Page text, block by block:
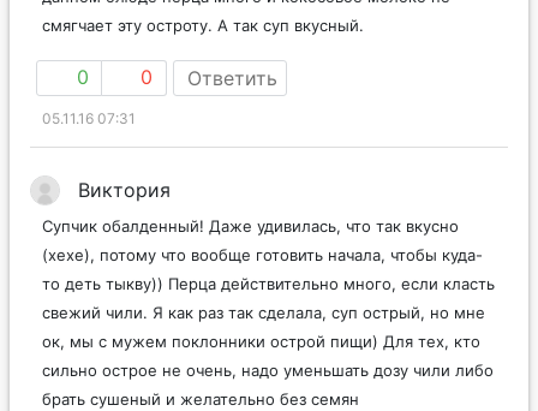
смягчает эту остроту. А так суп вкусный.
0 0 Ответить
05.11.16 07:31
Виктория
Супчик обалденный! Даже удивилась, что так вкусно
(хехе), потому что вообще готовить начала, чтобы куда-
то деть тыкву)) Перца действительно много, если класть
свежий чили. Я как раз так сделала, суп острый, но мне
ок, мы с мужем поклонники острой пищи) Для тех, кто
сильно острое не очень, надо уменьшать дозу чили либо
брать сушеный и желательно без семян